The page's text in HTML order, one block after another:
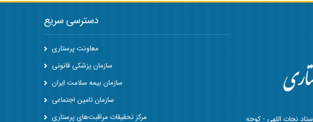
نجات اللهی - کوچه
دسترسی سریع
معاونت پرستاری
سازمان پزشکی قانونی
سازمان بیمه سلامت ایران
سازمان تامین اجتماعی
مرکز تحقیقات مراقبت‌های پرستاری